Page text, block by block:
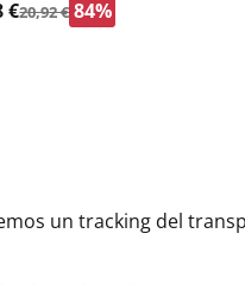
€20,92 € 84%
un tracking del